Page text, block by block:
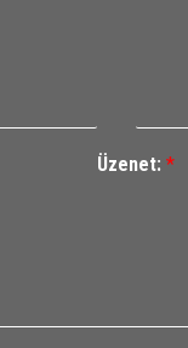
Üzenet: *